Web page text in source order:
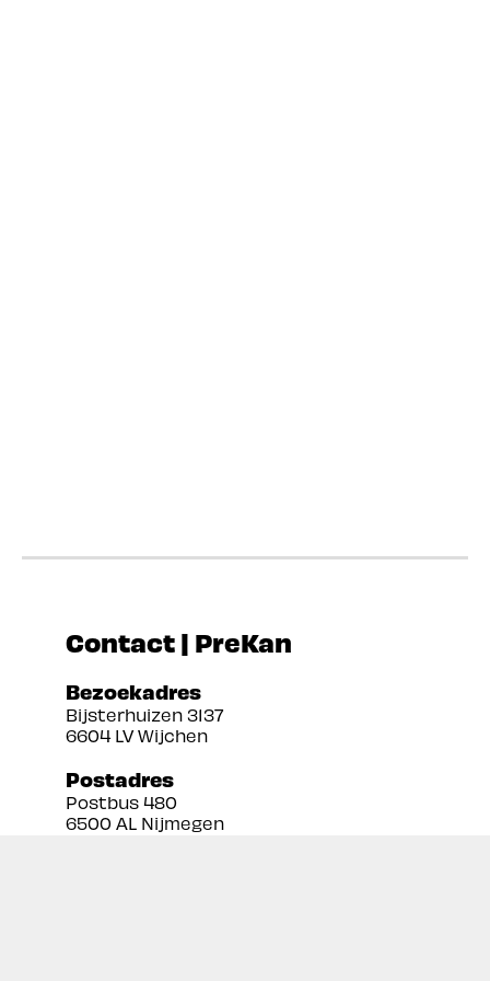
Contact | PreKan
Bezoekadres
Bijsterhuizen 3137
6604 LV Wijchen
Postadres
Postbus 480
6500 AL Nijmegen